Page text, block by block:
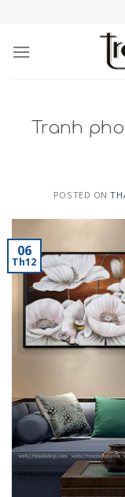
content
Tranh
POSTED ON
06
Th12